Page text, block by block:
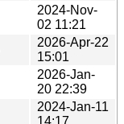
2024-Nov-
02 11:21
2026-Apr-22
15:01
2026-Jan-
20 22:39
2024-Jan-11
14:17